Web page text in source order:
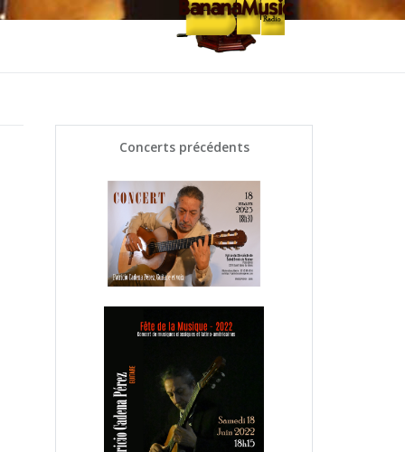
Concerts précédents